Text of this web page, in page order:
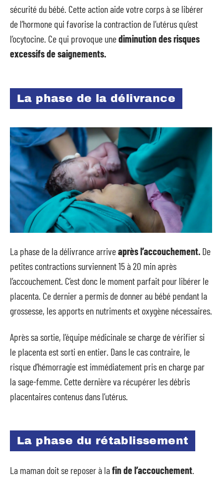
sécurité du bébé. Cette action aide votre corps à se libérer
de l’hormone qui favorise la contraction de l’utérus qu’est
l’ocytocine. Ce qui provoque unediminution des risques
excessifs de saignements.
La phase de la délivrance
La phase de la délivrance arriveaprès l’accouchement. De
petites contractions surviennent 15 à 20 min après
l’accouchement. C’est donc le moment parfait pour libérer le
placenta. Ce dernier a permis de donner au bébé pendant la
grossesse, les apports en nutriments et oxygène nécessaires.
Après sa sortie, l’équipe médicinale se charge de vérifier si
le placenta est sorti en entier. Dans le cas contraire, le
risque d’hémorragie est immédiatement pris en charge par
la sage-femme. Cette dernière va récupérer les débris
placentaires contenus dans l’utérus.
La phase du rétablissement
La maman doit se reposer à lafin de l’accouchement